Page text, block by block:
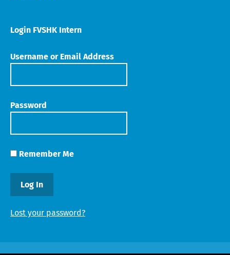
Login FVSHK Intern
Username or Email Address
Password
Remember Me
Lost your password?